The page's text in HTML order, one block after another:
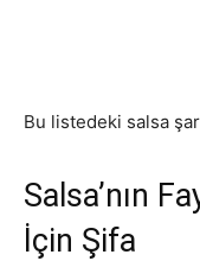
Bu listedeki salsa
Salsa’nın
İçin Şifa